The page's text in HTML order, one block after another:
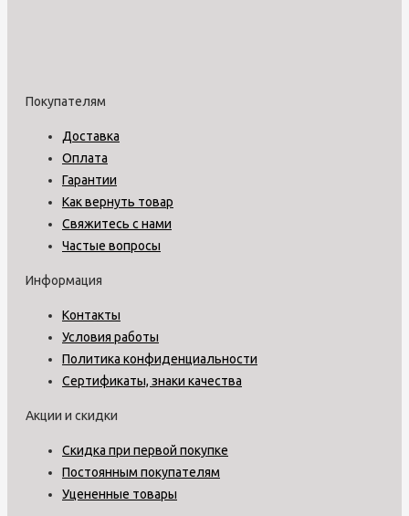
Покупателям
Доставка
Оплата
Гарантии
Как вернуть товар
Свяжитесь с нами
Частые вопросы
Информация
Контакты
Условия работы
Политика конфиденциальности
Сертификаты, знаки качества
Акции и скидки
Скидка при первой покупке
Постоянным покупателям
Уцененные товары